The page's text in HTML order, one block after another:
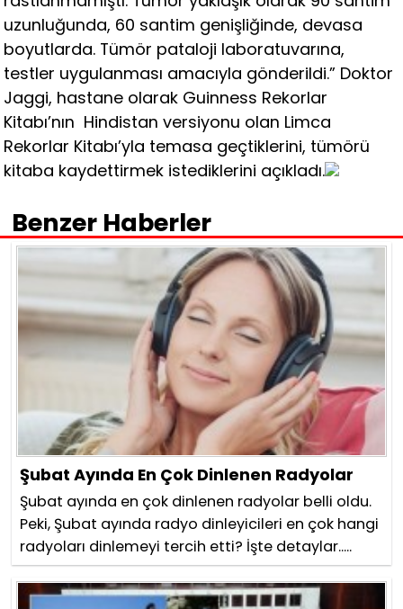
uzunluğunda, 60 santim genişliğinde, devasa
boyutlarda. Tümör pataloji laboratuvarına,
testler uygulanması amacıyla gönderildi.” Doktor
Jaggi, hastane olarak Guinness Rekorlar
Kitabı’nın Hindistan versiyonu olan Limca
Rekorlar Kitabı’yla temasa geçtiklerini, tümörü
kitaba kaydettirmek istediklerini açıkladı.
Benzer Haberler
Şubat Ayında En Çok Dinlenen Radyolar
Şubat ayında en çok dinlenen radyolar belli oldu.
Peki, Şubat ayında radyo dinleyicileri en çok hangi
radyoları dinlemeyi tercih etti? İşte detaylar.....